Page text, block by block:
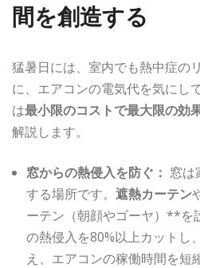
間を創造する
猛暑日には、室内でも熱中症の
に、エアコンの電気代を気にし
は最小限のコストで最大限の効
解説します。
窓からの熱侵入を防ぐ： 窓は
する場所です。 遮熱カーテン
ーテン（朝顔やゴーヤ）**を
の熱侵入を80%以上カットし
え、エアコンの稼働時間を短